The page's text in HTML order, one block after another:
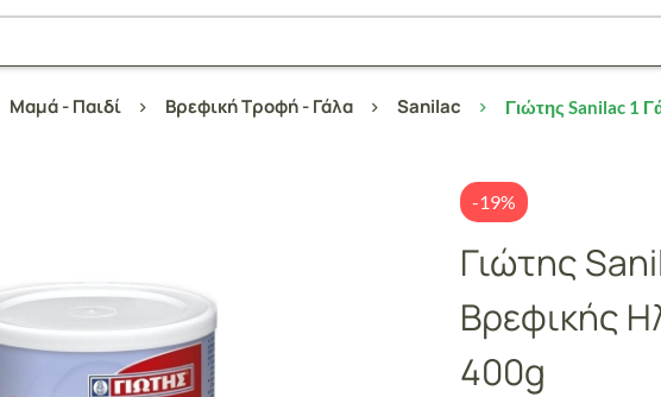
Μαμά - Παιδί Βρεφική Τροφή - Γάλα Sanilac Γιώτης Sanilac 1
-19%
Γιώτης
Βρεφικής
400g